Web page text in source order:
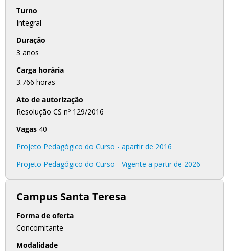
Turno
Integral
Duração
3 anos
Carga horária
3.766 horas
Ato de autorização
Resolução CS nº 129/2016
Vagas 40
Projeto Pedagógico do Curso - apartir de 2016
Projeto Pedagógico do Curso - Vigente a partir de 2026
Campus Santa Teresa
Forma de oferta
Concomitante
Modalidade